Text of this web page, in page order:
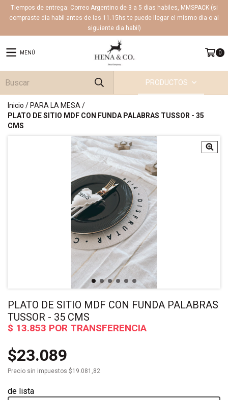
Tiempos de entrega: Correo Argentino de 3 a 5 dias habiles, MMSPACK (si
compraste dia habil antes de las 11.15hs te puede llegar el mismo dia o al
siguiente dia habil)
MENÚ 0
PRODUCTOS
Inicio / PARA LA MESA /
PLATO DE SITIO MDF CON FUNDA PALABRAS TUSSOR - 35
CMS
PLATO DE SITIO MDF CON FUNDA PALABRAS
TUSSOR - 35 CMS
$23.089
Precio sin impuestos $19.081,82